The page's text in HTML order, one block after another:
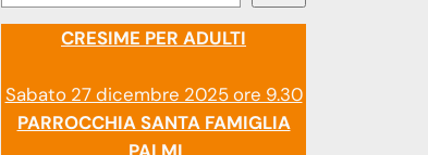
CRESIME PER ADULTI
Sabato 27 dicembre 2025 ore 9.30
PARROCCHIA SANTA FAMIGLIA